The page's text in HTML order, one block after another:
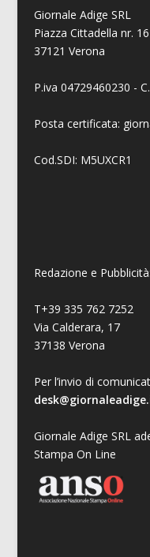
Giornale Adige SRL
Piazza Cittadella nr. 16
37121 Verona
P.iva 04729460230 -
Posta certificata:
Cod.SDI: M5UXCR1
Redazione e Pubblicità:
T+39 335 762 7252
Via Calderara, 17
37138 Verona
Per l’invio di
Giornale Adige SRL
Stampa On Line